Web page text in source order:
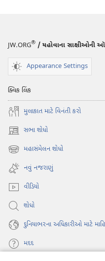
JW.ORG® / યહોવાના સાક્ષીઓની
Appearance Settings
ક્વિક લિંક
મુલાકાત માટે વિનંતી કરો
સભા શોધો
(opens
new
window)
મહાસંમેલન શોધો
(opens
new
window)
નવું નજરાણું
વીડિયો
શોધો
દુનિયાભરના અધિકારીઓ માટે
મદદ